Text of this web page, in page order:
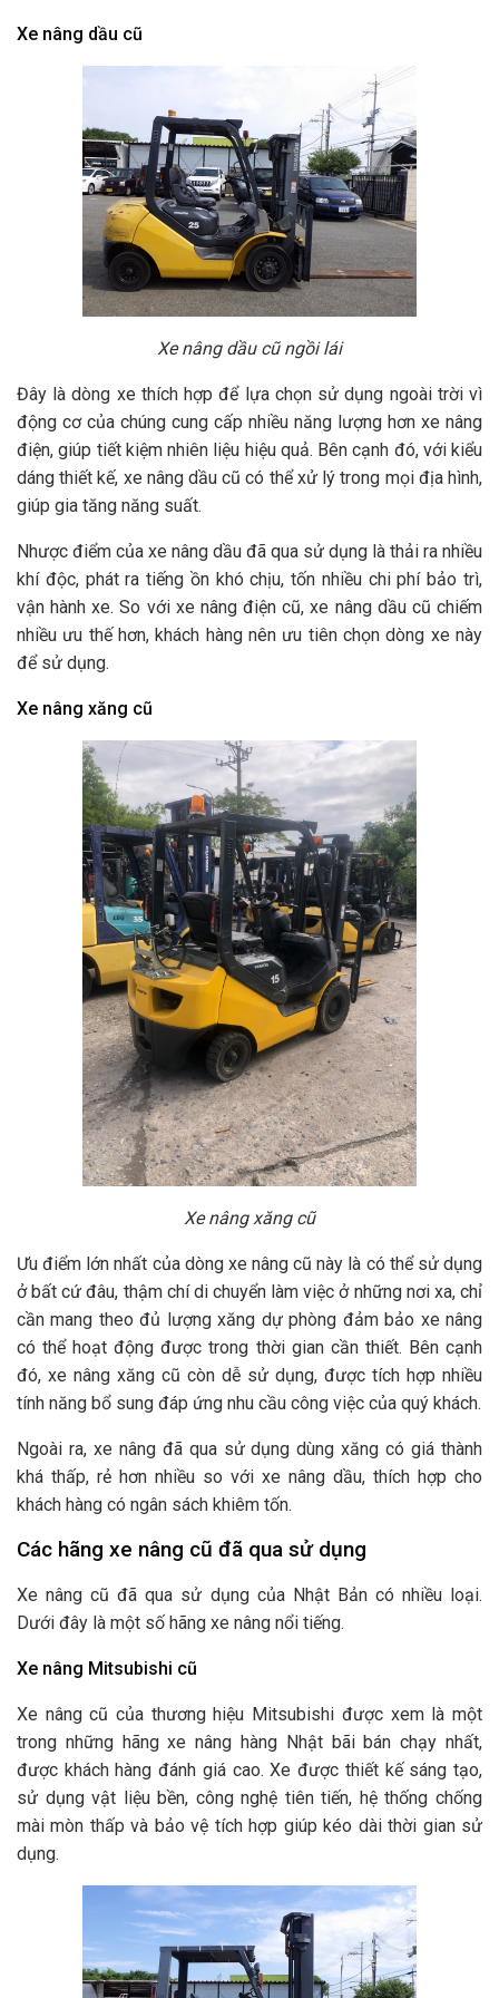
Xe nâng dầu cũ
Xe nâng dầu cũ ngồi lái
Đây là dòng xe thích hợp để lựa chọn sử dụng ngoài trời vì
động cơ của chúng cung cấp nhiều năng lượng hơn xe nâng
điện, giúp tiết kiệm nhiên liệu hiệu quả. Bên cạnh đó, với kiểu
dáng thiết kế, xe nâng dầu cũ có thể xử lý trong mọi địa hình,
giúp gia tăng năng suất.
Nhược điểm của xe nâng dầu đã qua sử dụng là thải ra nhiều
khí độc, phát ra tiếng ồn khó chịu, tốn nhiều chi phí bảo trì,
vận hành xe. So với xe nâng điện cũ, xe nâng dầu cũ chiếm
nhiều ưu thế hơn, khách hàng nên ưu tiên chọn dòng xe này
để sử dụng.
Xe nâng xăng cũ
Xe nâng xăng cũ
Ưu điểm lớn nhất của dòng xe nâng cũ này là có thể sử dụng
ở bất cứ đâu, thậm chí di chuyển làm việc ở những nơi xa, chỉ
cần mang theo đủ lượng xăng dự phòng đảm bảo xe nâng
có thể hoạt động được trong thời gian cần thiết. Bên cạnh
đó, xe nâng xăng cũ còn dễ sử dụng, được tích hợp nhiều
tính năng bổ sung đáp ứng nhu cầu công việc của quý khách.
Ngoài ra, xe nâng đã qua sử dụng dùng xăng có giá thành
khá thấp, rẻ hơn nhiều so với xe nâng dầu, thích hợp cho
khách hàng có ngân sách khiêm tốn.
Các hãng xe nâng cũ đã qua sử dụng
Xe nâng cũ đã qua sử dụng của Nhật Bản có nhiều loại.
Dưới đây là một số hãng xe nâng nổi tiếng.
Xe nâng Mitsubishi cũ
Xe nâng cũ của thương hiệu Mitsubishi được xem là một
trong những hãng xe nâng hàng Nhật bãi bán chạy nhất,
được khách hàng đánh giá cao. Xe được thiết kế sáng tạo,
sử dụng vật liệu bền, công nghệ tiên tiến, hệ thống chống
mài mòn thấp và bảo vệ tích hợp giúp kéo dài thời gian sử
dụng.